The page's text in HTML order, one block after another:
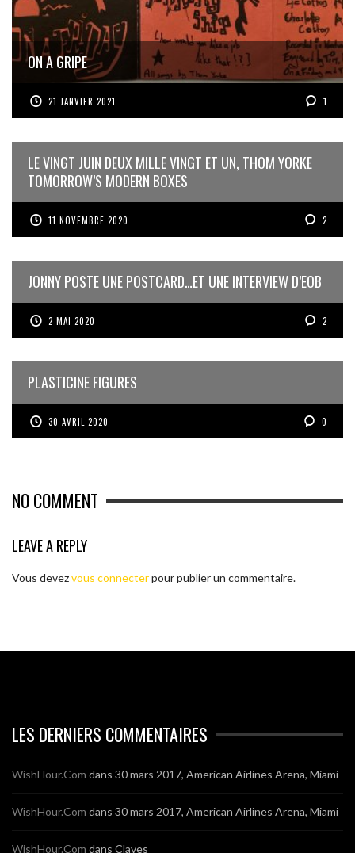
ON A GRIPE
21 JANVIER 2021 1
LE VINGT JUIN DEUX MILLE VINGT ET UN, THOM YORKE
TOMORROW’S MODERN BOXES
11 NOVEMBRE 2020 2
JONNY POSTE UNE POSTCARD…ET UNE INTERVIEW D’EOB
2 MAI 2020 2
PLASTICINE FIGURES
30 AVRIL 2020 0
NO COMMENT
LEAVE A REPLY
Vous devezvous connecterpour publier un commentaire.
LES DERNIERS COMMENTAIRES
WishHour.Com dans 30 mars 2017, American Airlines Arena, Miami
WishHour.Com dans 30 mars 2017, American Airlines Arena, Miami
WishHour.Com dans Claves